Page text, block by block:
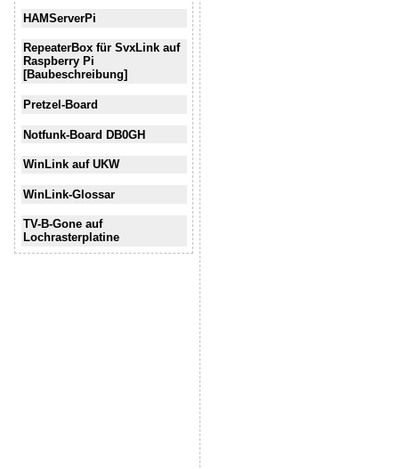
HAMServerPi
RepeaterBox für SvxLink auf
Raspberry Pi
[Baubeschreibung]
Pretzel-Board
Notfunk-Board DB0GH
WinLink auf UKW
WinLink-Glossar
TV-B-Gone auf
Lochrasterplatine